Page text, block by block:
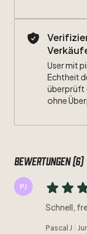
User mit
Echtheit
überprüft
ohne
Bewertungen (6)
PJ
Schnell,
Pascal J